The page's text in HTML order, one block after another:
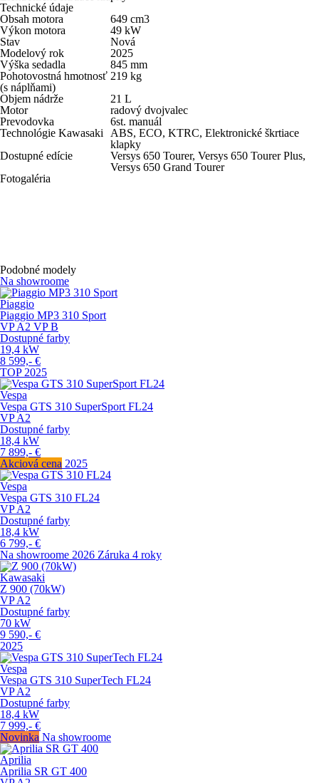
Technické údaje
Obsah motora
649 cm3
Výkon motora
49 kW
Stav
Nová
Modelový rok
2025
Výška sedadla
845 mm
Pohotovostná hmotnosť
(s náplňami)
219 kg
Objem nádrže
21 L
Motor
radový dvojvalec
Prevodovka
6st. manuál
Technológie Kawasaki
ABS, ECO, KTRC, Elektronické škrtiace
klapky
Dostupné edície
Versys 650 Tourer, Versys 650 Tourer Plus,
Versys 650 Grand Tourer
Fotogaléria
Podobné modely
Na showroome
Piaggio
Piaggio MP3 310 Sport
VPA2 VPB
Dostupné farby
19,4 kW
8 599,- €
TOP 2025
Vespa
Vespa GTS 310 SuperSport FL24
VPA2
Dostupné farby
18,4 kW
7 899,- €
Akciová cena 2025
Vespa
Vespa GTS 310 FL24
VPA2
Dostupné farby
18,4 kW
6 799,- €
Na showroome 2026 Záruka 4 roky
Kawasaki
Z 900 (70kW)
VPA2
Dostupné farby
70 kW
9 590,- €
2025
Vespa
Vespa GTS 310 SuperTech FL24
VPA2
Dostupné farby
18,4 kW
7 999,- €
Novinka Na showroome
Aprilia
Aprilia SR GT 400